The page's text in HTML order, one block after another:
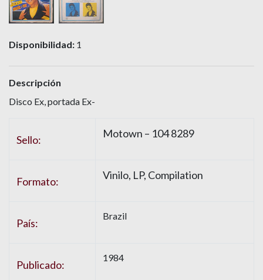
Disponibilidad: 1
Descripción
Disco Ex, portada Ex-
Sello: Motown – 104 8289
Formato: Vinilo, LP, Compilation
País:
Brazil
Publicado:
1984